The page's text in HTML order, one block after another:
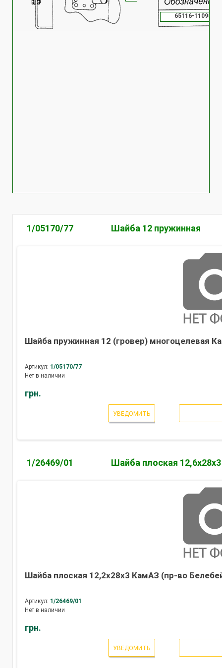
65116-
1/05170/77 Шайба 12 пружинная
Шайба пружинная 12 (гровер) многоцелевая
Артикул: 1/05170/77
Нет в наличии
грн.
УВЕДОМИТЬ
1/26469/01 Шайба плоская 12,6х28х3
Шайба плоская 12,2х28х3 КамАЗ (пр-во
Артикул: 1/26469/01
Нет в наличии
грн.
УВЕДОМИТЬ